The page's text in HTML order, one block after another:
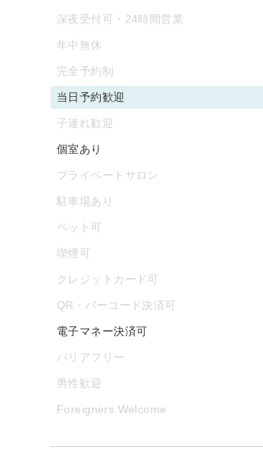
深夜受付可・24時間営業
年中無休
完全予約制
当日予約歓迎
子連れ歓迎
個室あり
プライベートサロン
駐車場あり
ペット可
喫煙可
クレジットカード可
QR・バーコード決済可
電子マネー決済可
バリアフリー
男性歓迎
Foreigners Welcome